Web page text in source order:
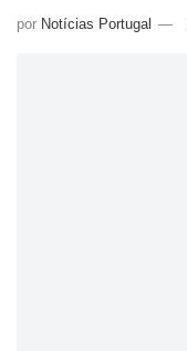
por Notícias Portugal